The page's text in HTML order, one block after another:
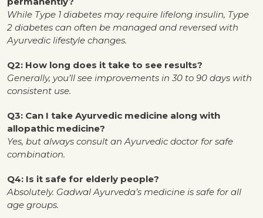
While Type 1 diabetes may require lifelong insulin, Type
2 diabetes can often be managed and reversed with
Ayurvedic lifestyle changes.
Q2: How long does it take to see results?
Generally, you’ll see improvements in 30 to 90 days with
consistent use.
Q3: Can I take Ayurvedic medicine along with
allopathic medicine?
Yes, but always consult an Ayurvedic doctor for safe
combination.
Q4: Is it safe for elderly people?
Absolutely. Gadwal Ayurveda’s medicine is safe for all
age groups.